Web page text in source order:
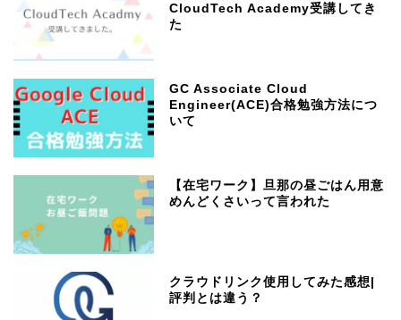
CloudTech Academy受講してき
た
GC Associate Cloud
Engineer(ACE)合格勉強方法につ
いて
【在宅ワーク】旦那の昼ごはん用意
めんどくさいって言われた
クラウドリンク使用してみた感想|
評判とは違う？